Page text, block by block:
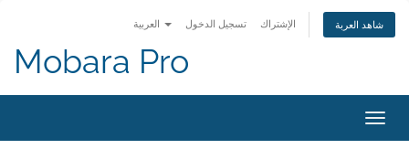
تسجيل الدخول الإشتراك شاهد العربة
Mobara Pro
تبديل
التنقل